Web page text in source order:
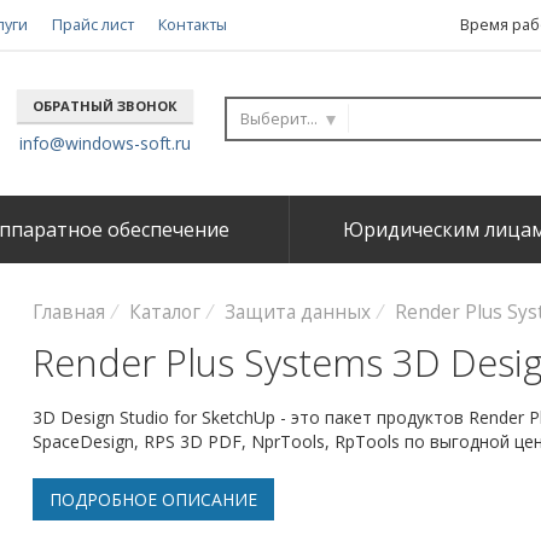
Прайс лист Контакты Время
ОБРАТНЫЙ ЗВОНОК
info@windows-soft.ru
Выберите...
обеспечение Юридическим
Главная Каталог Защита данных Render Plus
Render Plus Systems 3D
3D Design Studio for SketchUp - это пакет продуктов Render
SpaceDesign, RPS 3D PDF, NprTools, RpTools по выгодной
ПОДРОБНОЕ ОПИСАНИЕ